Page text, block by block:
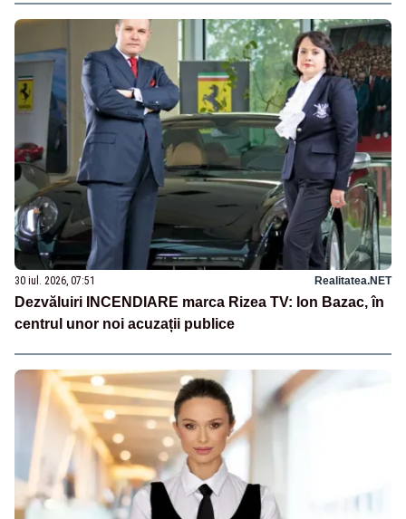
30 iul. 2026, 07:51 Realitatea.NET
Dezvăluiri INCENDIARE marca Rizea TV: Ion Bazac, în
centrul unor noi acuzații publice